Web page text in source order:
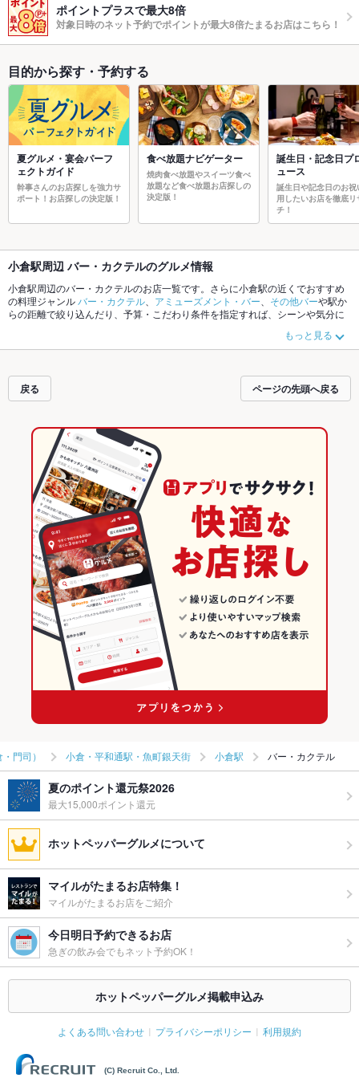
ポイントプラスで最大8倍
対象日時のネット予約でポイントが最大8倍たまるお店はこちら！
目的から探す・予約する
夏グルメ・宴会パーフ
ェクトガイド
幹事さんのお店探しを強力サ
ポート！お店探しの決定版！
食べ放題ナビゲーター
焼肉食べ放題やスイーツ食べ
放題など食べ放題お店探しの
決定版！
誕生日・記念日プ
ュース
誕生日や記念日のお祝
用したいお店を徹底リ
チ！
小倉駅周辺 バー・カクテルのグルメ情報
小倉駅周辺のバー・カクテルのお店一覧です。さらに小倉駅の近くでおすすめ
の料理ジャンル バー・カクテル アミューズメント・バー その他バーや駅か
らの距離で絞り込んだり、予算・こだわり条件を指定すれば、シーンや気分に
はもちろん、こだわりメニューや季節のおすすめ料理など、お店の最新情報を
ご紹介しているので安心！24時間使える簡単便利なネット予約が使えるお店も
にもお得に便利にホットペッパーグルメをご利用ください。
もっと見る
戻る ページの先頭へ戻る
門司） 小倉・平和通駅・魚町銀天街 小倉駅 バー・カクテル
夏のポイント還元祭2026
最大15,000ポイント還元
ホットペッパーグルメについて
マイルがたまるお店特集！
マイルがたまるお店をご紹介
今日明日予約できるお店
急ぎの飲み会でもネット予約OK！
ホットペッパーグルメ掲載申込み
よくある問い合わせ プライバシーポリシー 利用規約
(C) Recruit Co., Ltd.